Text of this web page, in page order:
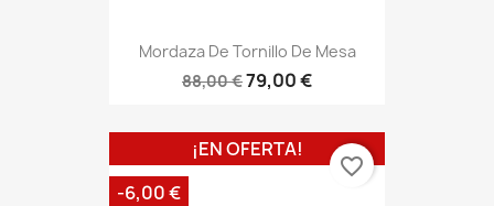
Mordaza De Tornillo De Mesa
88,00 €79,00 €
¡EN OFERTA!
-6,00 €
favorite_border